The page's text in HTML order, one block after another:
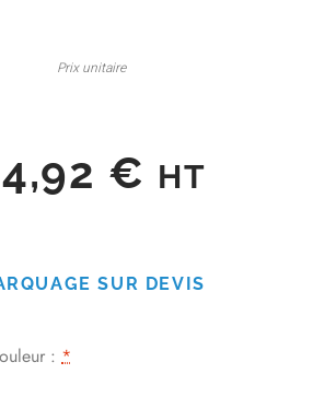
Prix unitaire
€ HT
SUR DEVIS
: *